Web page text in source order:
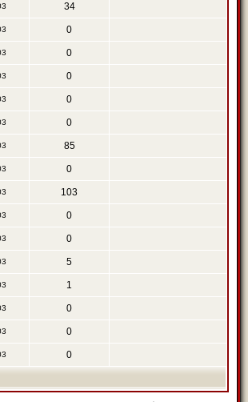
34
0
0
0
0
0
85
0
103
0
0
5
1
0
0
0